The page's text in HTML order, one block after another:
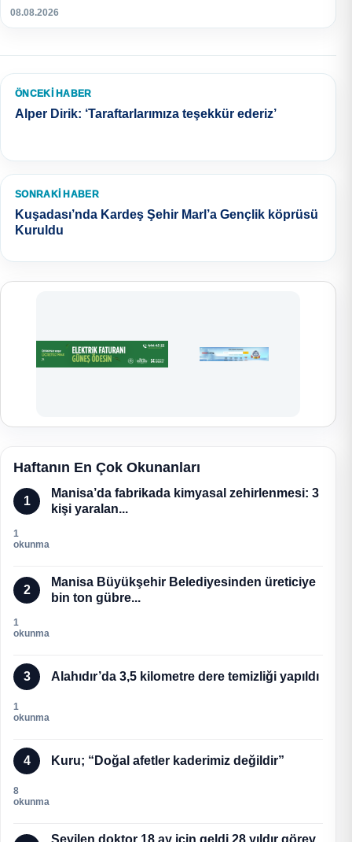
08.08.2026
ÖNCEKI HABER
Alper Dirik: ‘Taraftarlarımıza teşekkür ederiz’
SONRAKI HABER
Kuşadası’nda Kardeş Şehir Marl’a Gençlik köprüsü
Kuruldu
Haftanın En Çok Okunanları
1
Manisa’da fabrikada kimyasal zehirlenmesi: 3
kişi yaralan...
1
okunma
2
Manisa Büyükşehir Belediyesinden üreticiye
bin ton gübre...
1
okunma
3 Alahıdır’da 3,5 kilometre dere temizliği yapıldı
1
okunma
4 Kuru; “Doğal afetler kaderimiz değildir”
8
okunma
Sevilen doktor 18 ay için geldi 28 yıldır görev